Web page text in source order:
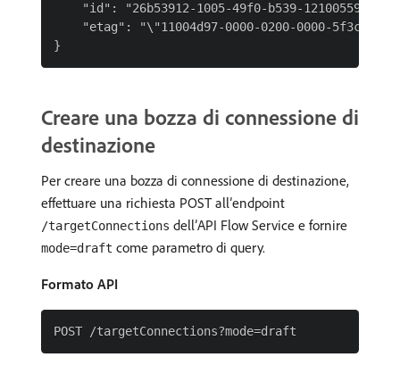
"id": "26b53912-1005-49f0-b539-
"etag": "\"11004d97-0000-0200-0000-
Creare una bozza di connessione di
destinazione
Per creare una bozza di connessione di destinazione,
effettuare una richiesta POST all’endpoint
/targetConnections dell’API Flow Service e fornire
mode=draft come parametro di query.
Formato API